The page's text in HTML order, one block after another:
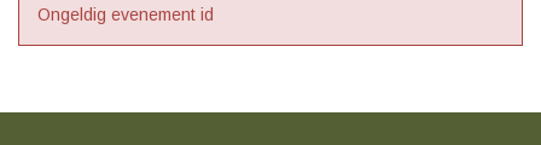
Ongeldig evenement id